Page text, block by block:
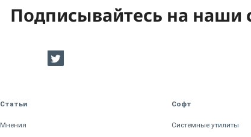
Подписывайтесь на наши
Статьи
Мнения
Софт
Системные утилиты